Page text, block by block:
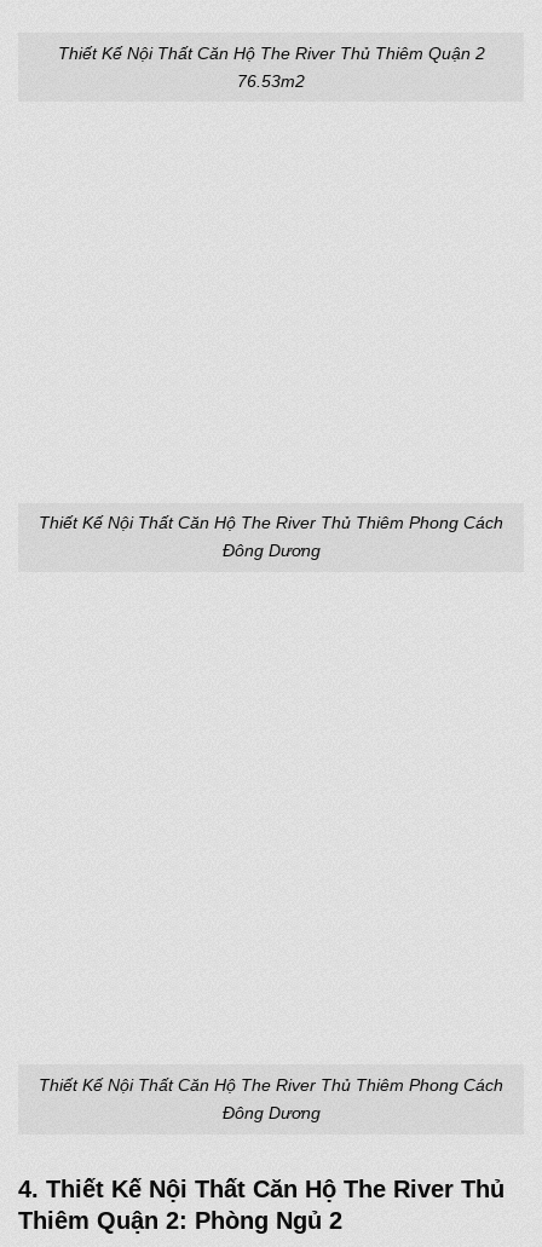
Thiết Kế Nội Thất Căn Hộ The River Thủ Thiêm Quận 2
76.53m2
Thiết Kế Nội Thất Căn Hộ The River Thủ Thiêm Phong Cách
Đông Dương
Thiết Kế Nội Thất Căn Hộ The River Thủ Thiêm Phong Cách
Đông Dương
4. Thiết Kế Nội Thất Căn Hộ The River Thủ
Thiêm Quận 2: Phòng Ngủ 2